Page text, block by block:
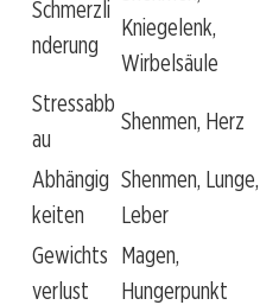
Schmerzli
nderung
Kniegelenk,
Wirbelsäule
Stressabb
au
Shenmen, Herz
Abhängig
keiten
Shenmen, Lunge,
Leber
Gewichts
verlust
Magen,
Hungerpunkt